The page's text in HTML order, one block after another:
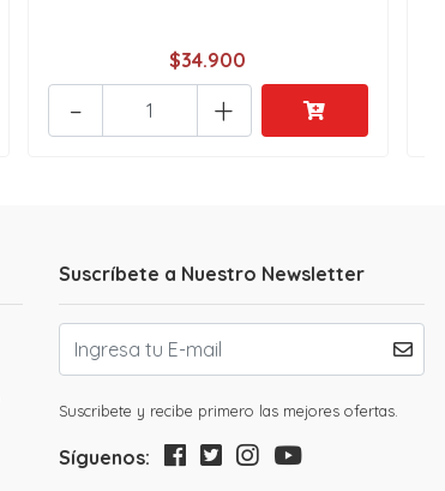
$34.900
+
-
Suscríbete a Nuestro Newsletter
Suscribete y recibe primero las mejores ofertas.
Síguenos: